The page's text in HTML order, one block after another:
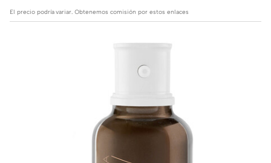
El precio podría variar. Obtenemos comisión por estos enlaces